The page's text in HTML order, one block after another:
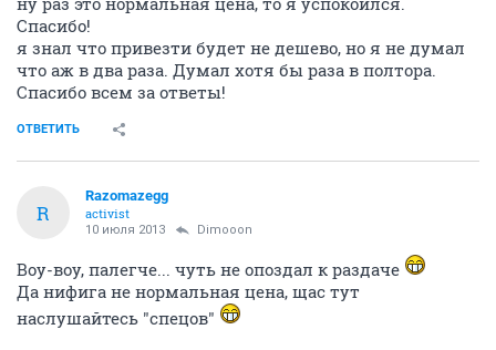
Спасибо!
я знал что привезти будет не дешево, но я не думал
что аж в два раза. Думал хотя бы раза в полтора.
Спасибо всем за ответы!
ОТВЕТИТЬ
R
Razomazegg
activist
10 июля 2013 Dimooon
Воу-воу, палегче... чуть не опоздал к раздаче
Да нифига не нормальная цена, щас тут
наслушайтесь "спецов"